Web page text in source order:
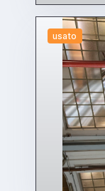
usato